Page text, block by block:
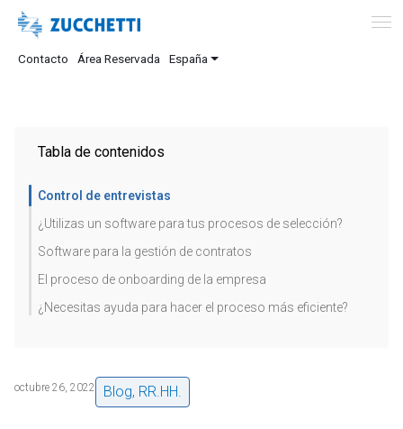
Contacto Área Reservada España
Tabla de contenidos
Control de entrevistas
¿Utilizas un software para tus procesos de selección?
Software para la gestión de contratos
El proceso de onboarding de la empresa
¿Necesitas ayuda para hacer el proceso más eficiente?
octubre 26, 2022 Blog, RR.HH.